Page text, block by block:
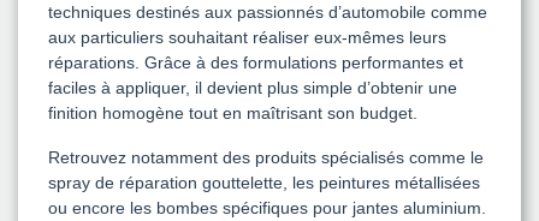
techniques destinés aux passionnés d’automobile comme
aux particuliers souhaitant réaliser eux-mêmes leurs
réparations. Grâce à des formulations performantes et
faciles à appliquer, il devient plus simple d’obtenir une
finition homogène tout en maîtrisant son budget.
Retrouvez notamment des produits spécialisés comme le
spray de réparation gouttelette, les peintures métallisées
ou encore les bombes spécifiques pour jantes aluminium.